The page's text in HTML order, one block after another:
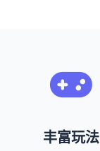
丰富玩法